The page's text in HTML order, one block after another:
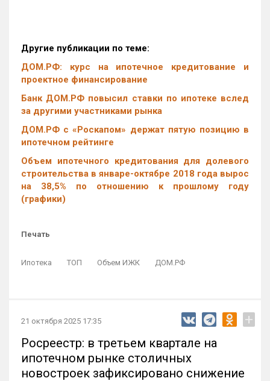
Другие публикации по теме:
ДОМ.РФ: курс на ипотечное кредитование и
проектное финансирование
Банк ДОМ.РФ повысил ставки по ипотеке вслед
за другими участниками рынка
ДОМ.РФ с «Роскапом» держат пятую позицию в
ипотечном рейтинге
Объем ипотечного кредитования для долевого
строительства в январе-октябре 2018 года вырос
на 38,5% по отношению к прошлому году
(графики)
Печать
Ипотека ТОП Объем ИЖК ДОМ.РФ
21 октября 2025 17:35 +
Росреестр: в третьем квартале на
ипотечном рынке столичных
новостроек зафиксировано снижение